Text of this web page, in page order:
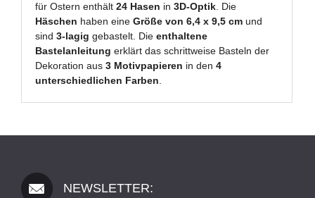
für Ostern enthält24 Hasen in3D-Optik. Die
Häschen haben eineGröße von 6,4 x 9,5 cm und
sind 3-lagig gebastelt. Dieenthaltene
Bastelanleitung erklärt das schrittweise Basteln der
Dekoration aus3 Motivpapieren in den4
unterschiedlichen Farben.
NEWSLETTER: